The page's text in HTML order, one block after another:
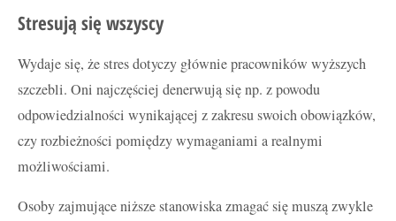
Stresują się wszyscy
Wydaje się, że stres dotyczy głównie pracowników wyższych
szczebli. Oni najczęściej denerwują się np. z powodu
odpowiedzialności wynikającej z zakresu swoich obowiązków,
czy rozbieżności pomiędzy wymaganiami a realnymi
możliwościami.
Osoby zajmujące niższe stanowiska zmagać się muszą zwykle